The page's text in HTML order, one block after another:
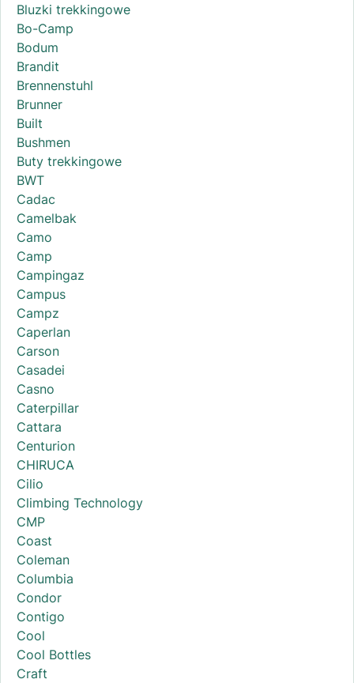
Bluzki trekkingowe
Bo-Camp
Bodum
Brandit
Brennenstuhl
Brunner
Built
Bushmen
Buty trekkingowe
BWT
Cadac
Camelbak
Camo
Camp
Campingaz
Campus
Campz
Caperlan
Carson
Casadei
Casno
Caterpillar
Cattara
Centurion
CHIRUCA
Cilio
Climbing Technology
CMP
Coast
Coleman
Columbia
Condor
Contigo
Cool
Cool Bottles
Craft